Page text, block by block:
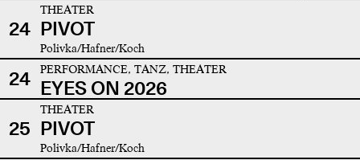
24
THEATER
PIVOT
Polivka/Hafner/Koch
24 PERFORMANCE, TANZ, THEATER
EYES ON 2026
25
THEATER
PIVOT
Polivka/Hafner/Koch